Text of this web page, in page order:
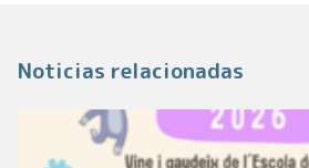
Noticias relacionadas